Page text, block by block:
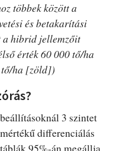
többek között a
és betakarítási
a hibrid jellemzőit
érték 60 000 tő/ha
ha [zöld])
3 szintet
differenciálás
95%-án megállja